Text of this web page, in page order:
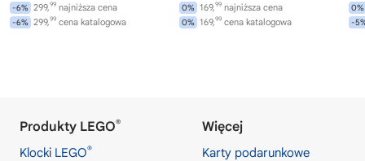
-6% 299,99 najniższa cena
-6% 299,99 cena katalogowa
0% 169,99 najniższa cena
0% 169,99 cena katalogowa
0%
-
Produkty LEGO®
Klocki LEGO®
Więcej
Karty podarunkowe